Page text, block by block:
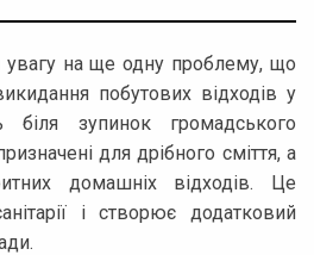
увагу на ще одну проблему, що
побутових відходів у
біля зупинок громадського
для дрібного сміття, а
домашніх відходів. Це
і створює додатковий